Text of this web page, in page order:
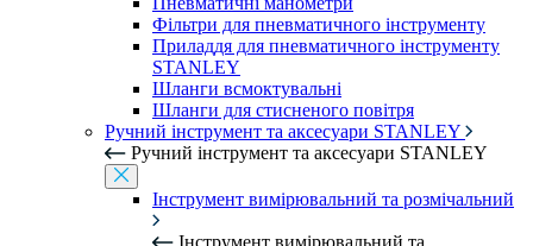
Фільтри для пневматичного інструменту
Приладдя для пневматичного інструменту
STANLEY
Шланги всмоктувальні
Шланги для стисненого повітря
Ручний інструмент та аксесуари STANLEY
Ручний інструмент та аксесуари STANLEY
Інструмент вимірювальний та розмічальний
Інструмент вимірювальний та